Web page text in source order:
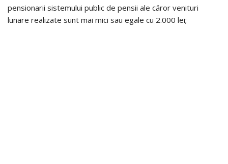
pensionarii sistemului public de pensii ale căror venituri
lunare realizate sunt mai mici sau egale cu 2.000 lei;